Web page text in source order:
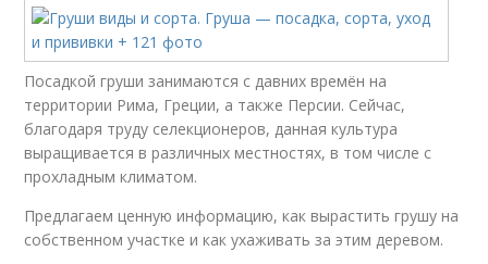
Посадкой груши занимаются с давних времён на
территории Рима, Греции, а также Персии. Сейчас,
благодаря труду селекционеров, данная культура
выращивается в различных местностях, в том числе с
прохладным климатом.
Предлагаем ценную информацию, как вырастить грушу на
собственном участке и как ухаживать за этим деревом.